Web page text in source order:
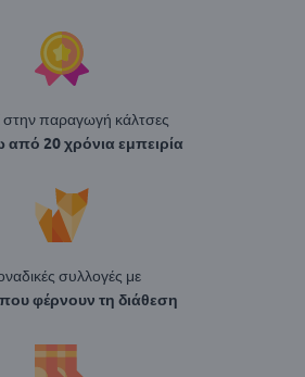
στην παραγωγή κάλτσες
20 χρόνια εμπειρία
συλλογές με
φέρνουν τη διάθεση